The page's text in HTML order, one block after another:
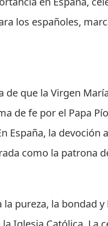
los españoles,
que la Virgen
de fe por el Papa
España, la devoción
como la patrona
pureza, la bondad